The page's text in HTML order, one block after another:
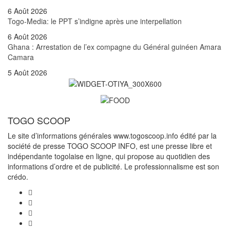
6 Août 2026
Togo-Media: le PPT s’indigne après une interpellation
6 Août 2026
Ghana : Arrestation de l’ex compagne du Général guinéen Amara
Camara
5 Août 2026
TOGO SCOOP
Le site d’informations générales www.togoscoop.info édité par la
société de presse TOGO SCOOP INFO, est une presse libre et
indépendante togolaise en ligne, qui propose au quotidien des
informations d’ordre et de publicité. Le professionnalisme est son
crédo.